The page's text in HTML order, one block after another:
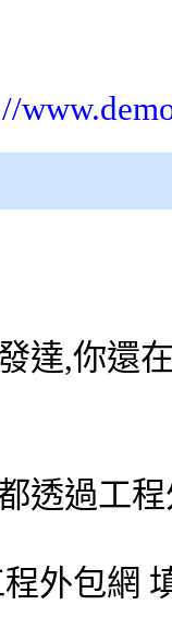
達,你還
透過工程
外包網